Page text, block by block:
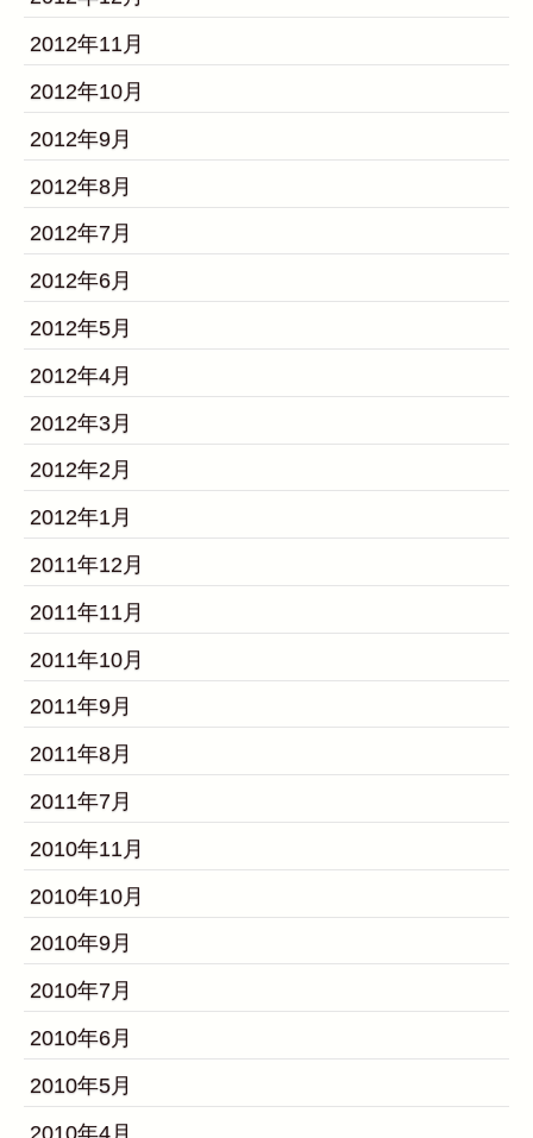
2012年11月
2012年10月
2012年9月
2012年8月
2012年7月
2012年6月
2012年5月
2012年4月
2012年3月
2012年2月
2012年1月
2011年12月
2011年11月
2011年10月
2011年9月
2011年8月
2011年7月
2010年11月
2010年10月
2010年9月
2010年7月
2010年6月
2010年5月
2010年4月